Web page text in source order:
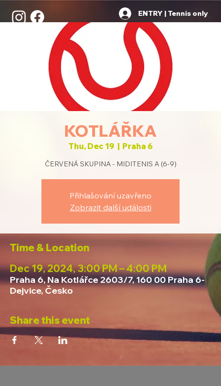
ENTRY | Tennis only
KOTLÁŘKA
Thu, Dec 19
  |
Praha 6
ČERVENÁ SKUPINA - MIDITENIS A (6-9)
Přihlašování uzavřeno
Zobrazit další události
Time & Location
Dec 19, 2024, 3:00 PM – 4:00 PM
Praha 6, Na Kotlářce 2603/7, 160 00 Praha 6-
Dejvice, Česko
Share this event